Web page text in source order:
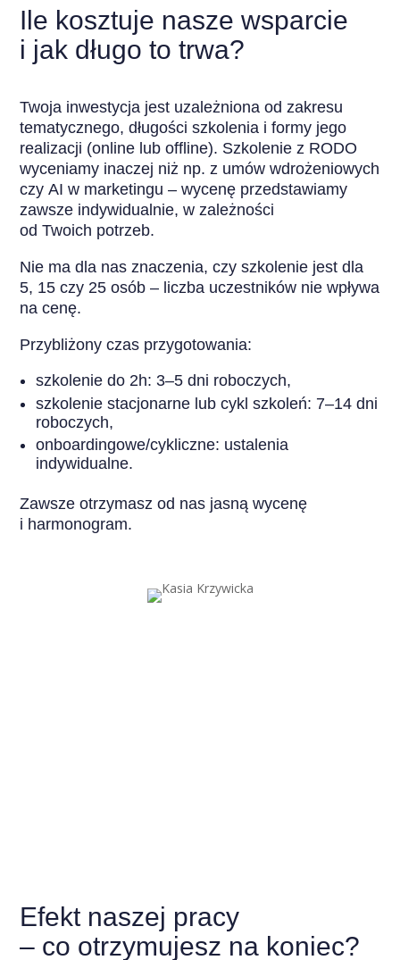
Ile kosztuje nasze wsparcie
i jak długo to trwa?
Twoja inwestycja jest uzależniona od zakresu
tematycznego, długości szkolenia i formy jego
realizacji (online lub offline). Szkolenie z RODO
wyceniamy inaczej niż np. z umów wdrożeniowych
czy AI w marketingu – wycenę przedstawiamy
zawsze indywidualnie, w zależności
od Twoich potrzeb.
Nie ma dla nas znaczenia, czy szkolenie jest dla
5, 15 czy 25 osób – liczba uczestników nie wpływa
na cenę.
Przybliżony czas przygotowania:
szkolenie do 2h: 3–5 dni roboczych,
szkolenie stacjonarne lub cykl szkoleń: 7–14 dni
roboczych,
onboardingowe/cykliczne: ustalenia
indywidualne.
Zawsze otrzymasz od nas jasną wycenę
i harmonogram.
Efekt naszej pracy
– co otrzymujesz na koniec?